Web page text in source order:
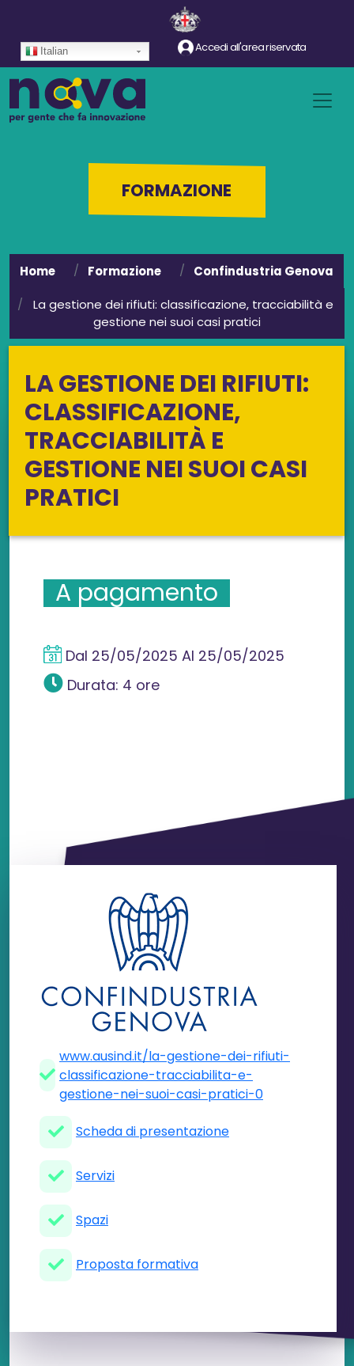
Salta al contenuto principale
Italian Accedi all'area riservata
FORMAZIONE
Home Formazione
Confindustria Genova
La gestione dei rifiuti: classificazione, tracciabilità e
gestione nei suoi casi pratici
LA GESTIONE DEI RIFIUTI:
CLASSIFICAZIONE,
TRACCIABILITÀ E
GESTIONE NEI SUOI CASI
PRATICI
A pagamento
Dal 25/05/2025 Al 25/05/2025
Durata: 4 ore
www.ausind.it/la-gestione-dei-rifiuti-
classificazione-tracciabilita-e-
gestione-nei-suoi-casi-pratici-0
Scheda di presentazione
Servizi
Spazi
Proposta formativa